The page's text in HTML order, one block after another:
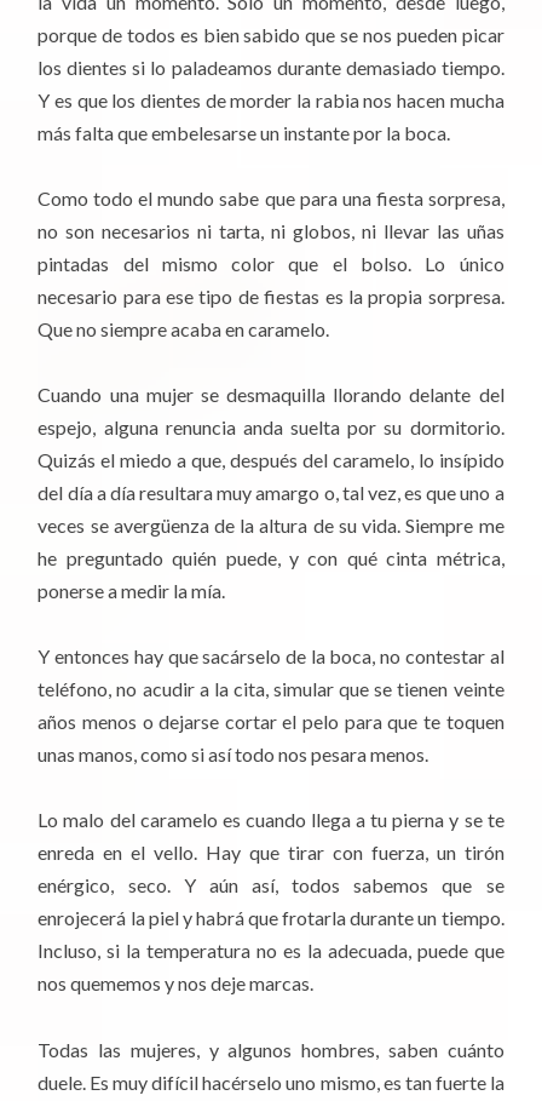
porque de todos es bien sabido que se nos pueden picar
los dientes si lo paladeamos durante demasiado tiempo.
Y es que los dientes de morder la rabia nos hacen mucha
más falta que embelesarse un instante por la boca.
Como todo el mundo sabe que para una fiesta sorpresa,
no son necesarios ni tarta, ni globos, ni llevar las uñas
pintadas del mismo color que el bolso. Lo único
necesario para ese tipo de fiestas es la propia sorpresa.
Que no siempre acaba en caramelo.
Cuando una mujer se desmaquilla llorando delante del
espejo, alguna renuncia anda suelta por su dormitorio.
Quizás el miedo a que, después del caramelo, lo insípido
del día a día resultara muy amargo o, tal vez, es que uno a
veces se avergüenza de la altura de su vida. Siempre me
he preguntado quién puede, y con qué cinta métrica,
ponerse a medir la mía.
Y entonces hay que sacárselo de la boca, no contestar al
teléfono, no acudir a la cita, simular que se tienen veinte
años menos o dejarse cortar el pelo para que te toquen
unas manos, como si así todo nos pesara menos.
Lo malo del caramelo es cuando llega a tu pierna y se te
enreda en el vello. Hay que tirar con fuerza, un tirón
enérgico, seco. Y aún así, todos sabemos que se
enrojecerá la piel y habrá que frotarla durante un tiempo.
Incluso, si la temperatura no es la adecuada, puede que
nos quememos y nos deje marcas.
Todas las mujeres, y algunos hombres, saben cuánto
duele. Es muy difícil hacérselo uno mismo, es tan fuerte la